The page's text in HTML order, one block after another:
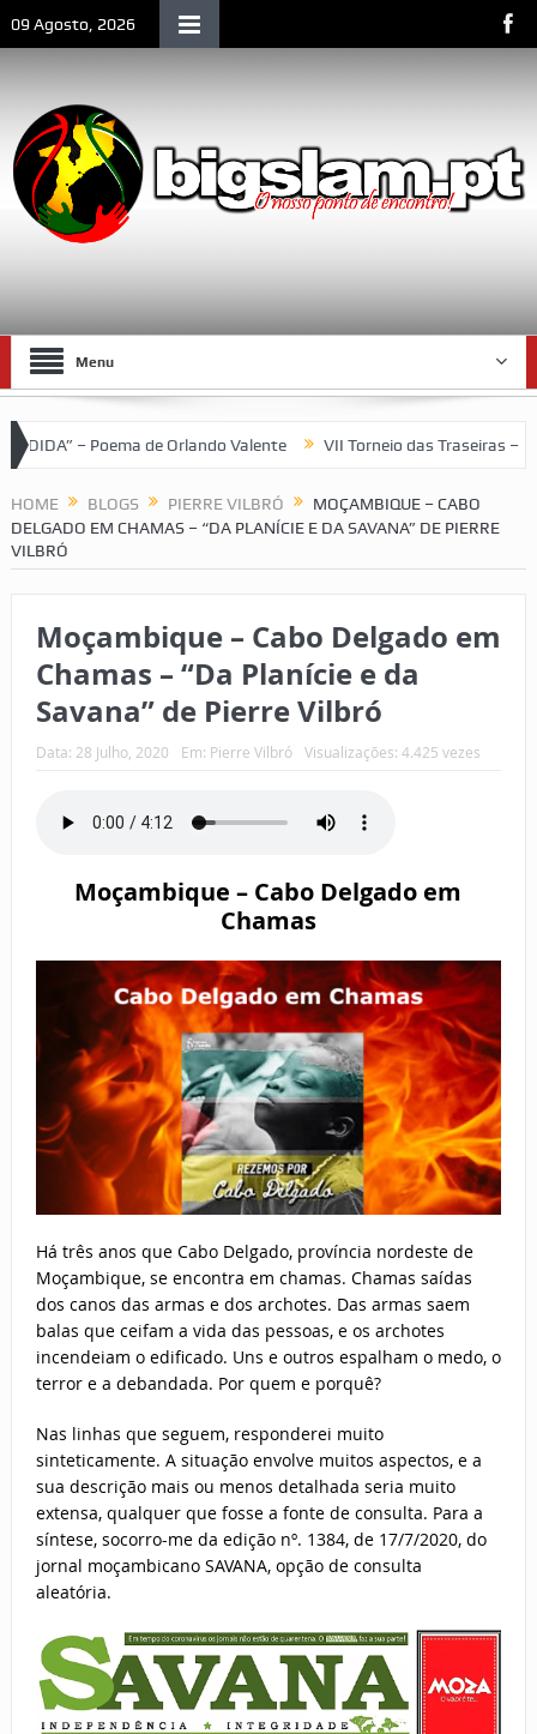
09 Agosto, 2026
Menu
de Orlando Valente VII Torneio das Traseiras – Recordando a
HOME BLOGS PIERRE VILBRÓ
MOÇAMBIQUE – CABO
DELGADO EM CHAMAS – “DA PLANÍCIE E DA SAVANA” DE PIERRE
VILBRÓ
Moçambique – Cabo Delgado em
Chamas – “Da Planície e da
Savana” de Pierre Vilbró
Data: 28 Julho, 2020 Em: Pierre Vilbró Visualizações: 4.425 vezes
Moçambique – Cabo Delgado em
Chamas
Há três anos que Cabo Delgado, província nordeste de
Moçambique, se encontra em chamas. Chamas saídas
dos canos das armas e dos archotes. Das armas saem
balas que ceifam a vida das pessoas, e os archotes
incendeiam o edificado. Uns e outros espalham o medo, o
terror e a debandada. Por quem e porquê?
Nas linhas que seguem, responderei muito
sinteticamente. A situação envolve muitos aspectos, e a
sua descrição mais ou menos detalhada seria muito
extensa, qualquer que fosse a fonte de consulta. Para a
síntese, socorro-me da edição nº. 1384, de 17/7/2020, do
jornal moçambicano SAVANA, opção de consulta
aleatória.